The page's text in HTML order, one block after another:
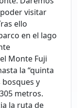
visitar
ello
en el lago
Monte Fuji
la “quinta
bosques y
metros.
la ruta de